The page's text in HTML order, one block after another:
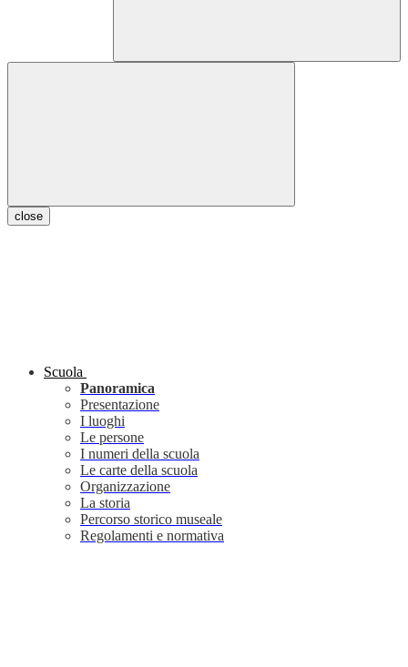
close
Scuola
Panoramica
Presentazione
I luoghi
Le persone
I numeri della scuola
Le carte della scuola
Organizzazione
La storia
Percorso storico museale
Regolamenti e normativa